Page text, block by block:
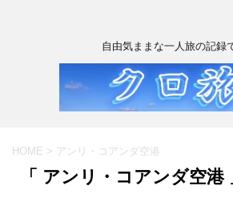
自由気ままな一人旅の記録
HOME > アンリ・コアンダ空港
「 アンリ・コアンダ空港